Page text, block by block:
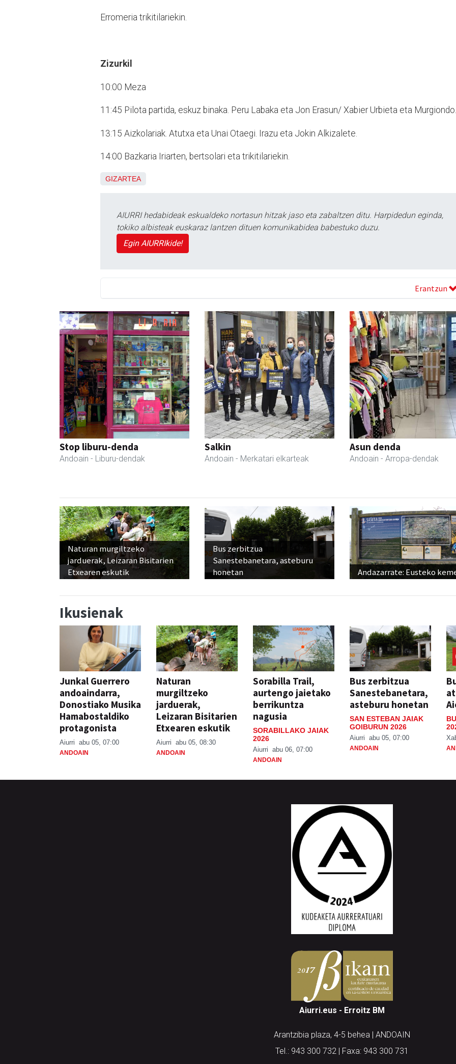
Erromeria trikitilariekin.
Zizurkil
10:00 Meza
11:45 Pilota partida, eskuz binaka. Peru Labaka eta Jon Erasun/ Xabier Urbieta eta Murgiondo.
13:15 Aizkolariak. Atutxa eta Unai Otaegi. Irazu eta Jokin Alkizalete.
14:00 Bazkaria Iriarten, bertsolari eta trikitilariekin.
GIZARTEA
AIURRI hedabideak eskualdeko nortasun hitzak jaso eta zabaltzen ditu. Harpidedun eginda,
tokiko albisteak euskaraz lantzen dituen komunikabidea babestuko duzu.
Egin AIURRIkide!
Erantzun
Stop liburu-denda
Andoain - Liburu-dendak
Salkin
Andoain - Merkatari elkarteak
Asun denda
Andoain - Arropa-dendak
Naturan murgiltzeko
jarduerak, Leizaran Bisitarien
Etxearen eskutik
Bus zerbitzua
Sanestebanetara, asteburu
honetan
Andazarrate: Eusteko
Ikusienak
Junkal Guerrero
andoaindarra,
Donostiako Musika
Hamabostaldiko
protagonista
Aiurri abu 05, 07:00
ANDOAIN
Naturan
murgiltzeko
jarduerak,
Leizaran Bisitarien
Etxearen eskutik
Aiurri abu 05, 08:30
ANDOAIN
Sorabilla Trail,
aurtengo jaietako
berrikuntza
nagusia
SORABILLAKO JAIAK
2026
Aiurri abu 06, 07:00
ANDOAIN
Bus zerbitzua
Sanestebanetara,
asteburu honetan
SAN ESTEBAN JAIAK
GOIBURUN 2026
Aiurri abu 05, 07:00
ANDOAIN
Aiurri.eus - Erroitz BM
Arantzibia plaza, 4-5 behea | ANDOAIN
Tel.: 943 300 732 | Faxa: 943 300 731